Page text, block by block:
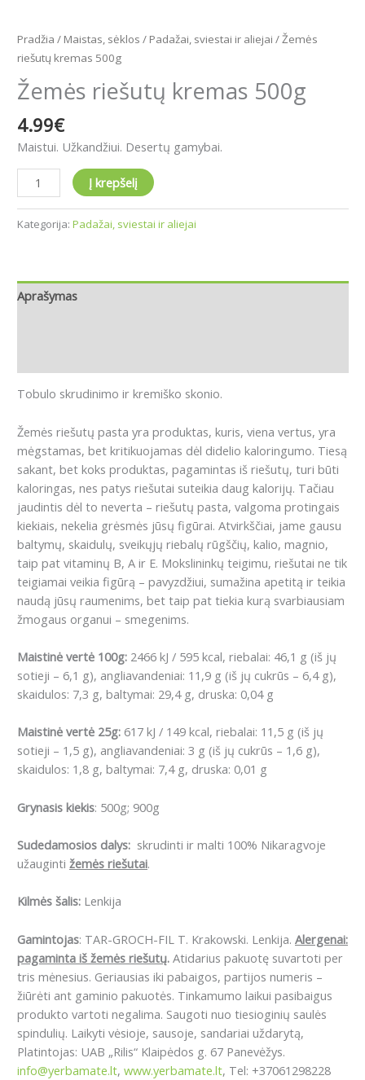
Pradžia / Maistas, sėklos / Padažai, sviestai ir aliejai / Žemės
riešutų kremas 500g
Žemės riešutų kremas 500g
4.99€
Maistui. Užkandžiui. Desertų gamybai.
Į krepšelį
Kategorija: Padažai, sviestai ir aliejai
Aprašymas
Tobulo skrudinimo ir kremiško skonio.
Žemės riešutų pasta yra produktas, kuris, viena vertus, yra
mėgstamas, bet kritikuojamas dėl didelio kaloringumo. Tiesą
sakant, bet koks produktas, pagamintas iš riešutų, turi būti
kaloringas, nes patys riešutai suteikia daug kalorijų. Tačiau
jaudintis dėl to neverta – riešutų pasta, valgoma protingais
kiekiais, nekelia grėsmės jūsų figūrai. Atvirkščiai, jame gausu
baltymų, skaidulų, sveikųjų riebalų rūgščių, kalio, magnio,
taip pat vitaminų B, A ir E. Mokslininkų teigimu, riešutai ne tik
teigiamai veikia figūrą – pavyzdžiui, sumažina apetitą ir teikia
naudą jūsų raumenims, bet taip pat tiekia kurą svarbiausiam
žmogaus organui – smegenims.
Maistinė vertė 100g: 2466 kJ / 595 kcal, riebalai: 46,1 g (iš jų
sotieji – 6,1 g), angliavandeniai: 11,9 g (iš jų cukrūs – 6,4 g),
skaidulos: 7,3 g, baltymai: 29,4 g, druska: 0,04 g
Maistinė vertė 25g: 617 kJ / 149 kcal, riebalai: 11,5 g (iš jų
sotieji – 1,5 g), angliavandeniai: 3 g (iš jų cukrūs – 1,6 g),
skaidulos: 1,8 g, baltymai: 7,4 g, druska: 0,01 g
Grynasis kiekis: 500g; 900g
Sudedamosios dalys: skrudinti ir malti 100% Nikaragvoje
užauginti žemės riešutai.
Kilmės šalis: Lenkija
Gamintojas: TAR-GROCH-FIL T. Krakowski. Lenkija. Alergenai:
pagaminta iš žemės riešutų. Atidarius pakuotę suvartoti per
tris mėnesius. Geriausias iki pabaigos, partijos numeris –
žiūrėti ant gaminio pakuotės. Tinkamumo laikui pasibaigus
produkto vartoti negalima. Saugoti nuo tiesioginių saulės
spindulių. Laikyti vėsioje, sausoje, sandariai uždarytą,
Platintojas: UAB „Rilis“ Klaipėdos g. 67 Panevėžys.
info@yerbamate.lt, www.yerbamate.lt, Tel: +37061298228